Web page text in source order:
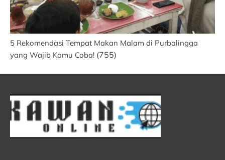
5 Rekomendasi Tempat Makan Malam di Purbalingga
yang Wajib Kamu Coba! (755)